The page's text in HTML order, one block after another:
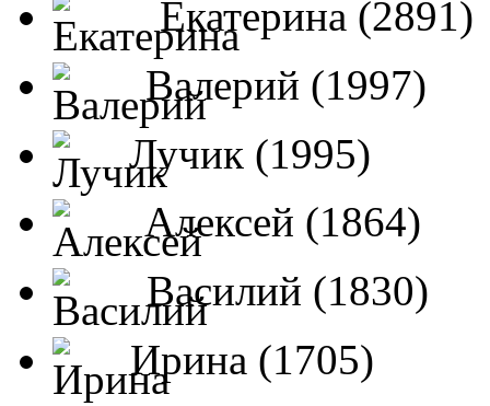
Екатерина (2891)
Валерий (1997)
Лучик (1995)
Алексей (1864)
Василий (1830)
Ирина (1705)